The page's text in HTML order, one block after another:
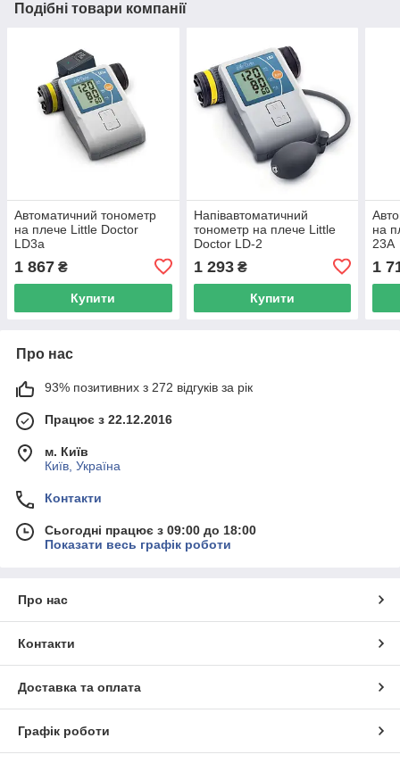
Подібні товари компанії
Автоматичний тонометр
на плече Little Doctor
LD3a
1 867 ₴
Купити
Напівавтоматичний
тонометр на плече Little
Doctor LD-2
1 293₴
Купити
на
23A
1
Про нас
93% позитивних з 272 відгуків за рік
Працює з 22.12.2016
м. Київ
Київ, Україна
Контакти
Сьогодні працює з 09:00 до 18:00
Показати весь графік роботи
Про нас
Контакти
Доставка та оплата
Графік роботи